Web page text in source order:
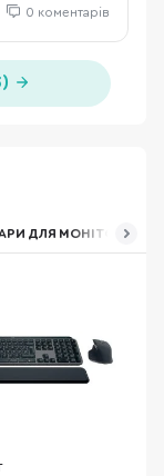
0 коментарів
ДЛЯ МОНІТОРІВ ТА